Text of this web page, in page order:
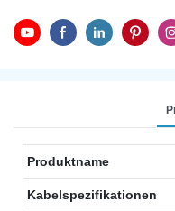
Produktname
Kabelspezifikationen